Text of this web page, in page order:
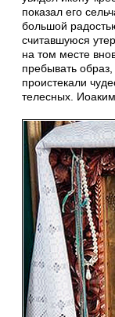
показал его
большой
считавшуюся
на том месте
пребывать
проистекали
телесных.